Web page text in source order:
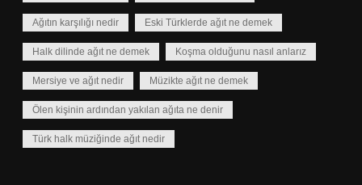
Ağıtın karşılığı nedir Eski Türklerde ağıt ne demek
Halk dilinde ağıt ne demek Koşma olduğunu nasıl anlarız
Mersiye ve ağıt nedir Müzikte ağıt ne demek
Ölen kişinin ardından yakılan ağıta ne denir
Türk halk müziğinde ağıt nedir